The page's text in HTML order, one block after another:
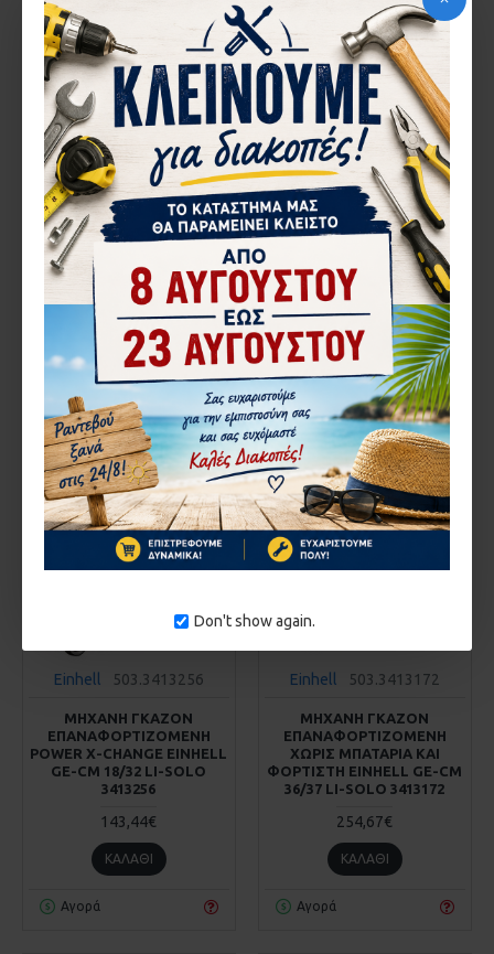
Don't show again.
Einhell 503.3413200
ΜΗΧΑΝΗ ΓΚΑΖΟΝ
ΕΠΑΝΑΦΟΡΤΙΖΟΜΕΝΗ
EINHELL GE-CM 36/47 S HW
LI (4X4,0AH) 3413200
676,98€
ΚΑΛΆΘΙ
Αγορά
Einhell 503.3413160
ΜΗΧΑΝΗ ΓΚΑΖΟΝ
ΕΠΑΝΑΦΟΡΤΙΖΟΜΕΝΗ
POWER X-CHANGE 18V 2X
4.0AH GE-CM36-47HW LI
EINHELL 3413160
469,95€
ΚΑΛΆΘΙ
Αγορά
ΚΑΤΌΠΙΝ ΠΑΡΑΓΓΕΛΊΑΣ
Einhell 503.3413256
ΜΗΧΑΝΗ ΓΚΑΖΟΝ
ΕΠΑΝΑΦΟΡΤΙΖΟΜΕΝΗ
POWER X-CHANGE EINHELL
GE-CM 18/32 LI-SOLO
3413256
143,44€
ΚΑΛΆΘΙ
Αγορά
Einhell 503.3413172
ΜΗΧΑΝΗ ΓΚΑΖΟΝ
ΕΠΑΝΑΦΟΡΤΙΖΟΜΕΝΗ
ΧΩΡΙΣ ΜΠΑΤΑΡΙΑ ΚΑΙ
ΦΟΡΤΙΣΤΗ EINHELL GE-CM
36/37 LI-SOLO 3413172
254,67€
ΚΑΛΆΘΙ
Αγορά